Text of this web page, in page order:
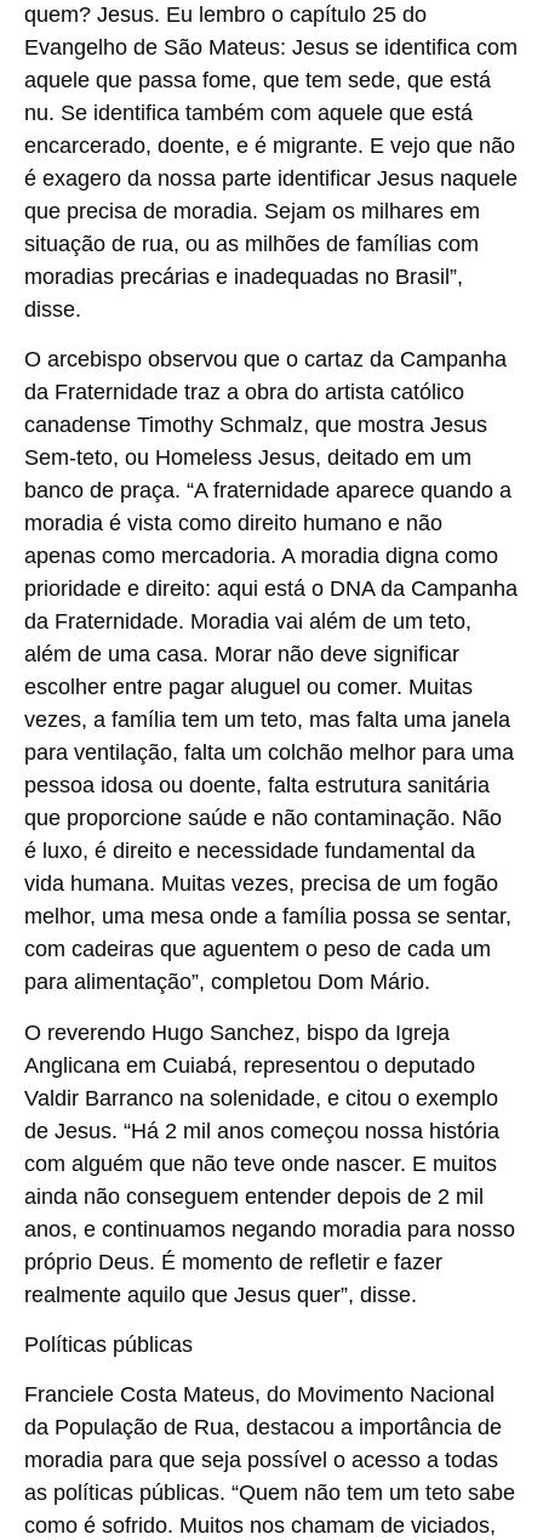
quem? Jesus. Eu lembro o capítulo 25 do
Evangelho de São Mateus: Jesus se identifica com
aquele que passa fome, que tem sede, que está
nu. Se identifica também com aquele que está
encarcerado, doente, e é migrante. E vejo que não
é exagero da nossa parte identificar Jesus naquele
que precisa de moradia. Sejam os milhares em
situação de rua, ou as milhões de famílias com
moradias precárias e inadequadas no Brasil”,
disse.
O arcebispo observou que o cartaz da Campanha
da Fraternidade traz a obra do artista católico
canadense Timothy Schmalz, que mostra Jesus
Sem-teto, ou Homeless Jesus, deitado em um
banco de praça. “A fraternidade aparece quando a
moradia é vista como direito humano e não
apenas como mercadoria. A moradia digna como
prioridade e direito: aqui está o DNA da Campanha
da Fraternidade. Moradia vai além de um teto,
além de uma casa. Morar não deve significar
escolher entre pagar aluguel ou comer. Muitas
vezes, a família tem um teto, mas falta uma janela
para ventilação, falta um colchão melhor para uma
pessoa idosa ou doente, falta estrutura sanitária
que proporcione saúde e não contaminação. Não
é luxo, é direito e necessidade fundamental da
vida humana. Muitas vezes, precisa de um fogão
melhor, uma mesa onde a família possa se sentar,
com cadeiras que aguentem o peso de cada um
para alimentação”, completou Dom Mário.
O reverendo Hugo Sanchez, bispo da Igreja
Anglicana em Cuiabá, representou o deputado
Valdir Barranco na solenidade, e citou o exemplo
de Jesus. “Há 2 mil anos começou nossa história
com alguém que não teve onde nascer. E muitos
ainda não conseguem entender depois de 2 mil
anos, e continuamos negando moradia para nosso
próprio Deus. É momento de refletir e fazer
realmente aquilo que Jesus quer”, disse.
Políticas públicas
Franciele Costa Mateus, do Movimento Nacional
da População de Rua, destacou a importância de
moradia para que seja possível o acesso a todas
as políticas públicas. “Quem não tem um teto sabe
como é sofrido. Muitos nos chamam de viciados,